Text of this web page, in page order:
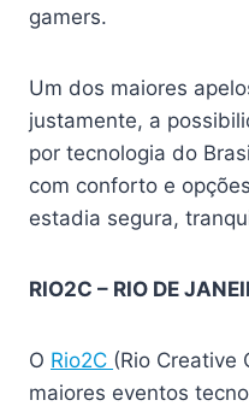
gamers.
Um dos maiores
justamente, a
por tecnologia do
com conforto e
estadia segura,
RIO2C – RIO DE
O Rio2C (Rio Creative
maiores eventos